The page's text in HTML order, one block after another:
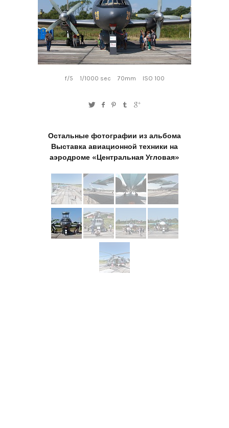
f/5 1/1000 sec 70mm ISO 100
Остальные фотографии из альбома
Выставка авиационной техники на
аэродроме «Центральная Угловая»